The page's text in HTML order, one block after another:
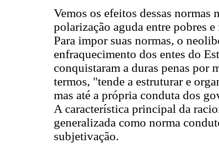
Vemos os efeitos dessas
polarização aguda entre pobres
Para impor suas normas, o
enfraquecimento dos entes do
conquistaram a duras penas por
termos, "tende a estruturar e
mas até a própria conduta dos
A característica principal da
generalizada como norma
subjetivação.